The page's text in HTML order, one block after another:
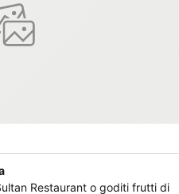
Restaurant o goditi frutti di